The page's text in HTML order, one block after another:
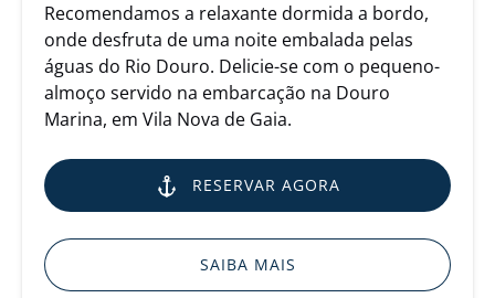
Recomendamos a relaxante dormida a bordo,
onde desfruta de uma noite embalada pelas
águas do Rio Douro. Delicie-se com o pequeno-
almoço servido na embarcação na Douro
Marina, em Vila Nova de Gaia.
RESERVAR AGORA
SAIBA MAIS